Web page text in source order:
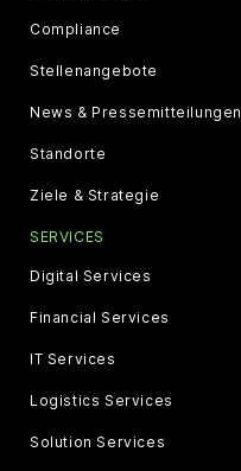
Compliance
Stellenangebote
News & Pressemitteilungen
Standorte
Ziele & Strategie
SERVICES
Digital Services
Financial Services
IT Services
Logistics Services
Solution Services